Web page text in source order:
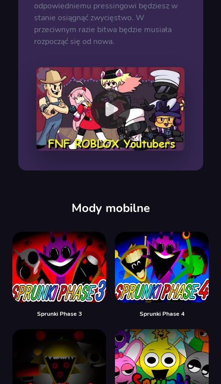
odpowiedniemu pressingowi będziesz w
stanie osiągnąć zwycięstwo. W
przeciwnym razie bitwa będzie musiała
rozpocząć się od nowa.
Mody mobilne
Sprunki Phase 3 Sprunki Phase 4